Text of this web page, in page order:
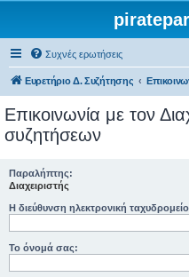
Συχνές ερωτήσεις
Ευρετήριο Δ. Συζήτησης
Επικοινωνία με τον
συζητήσεων
Παραλήπτης:
Διαχειριστής
Η διεύθυνση ηλεκτρονική
Το όνομά σας: